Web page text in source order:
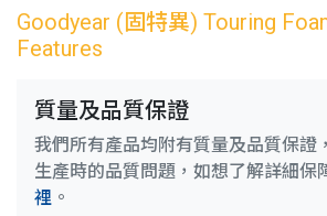
Goodyear (固特異) Touring
Features
質量及品質保證
我們所有產品均附有質量及品質保證
生產時的品質問題，如想了解詳細保
裡 。